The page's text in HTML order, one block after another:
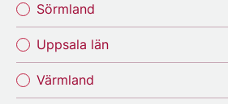
Sörmland
Uppsala län
Värmland